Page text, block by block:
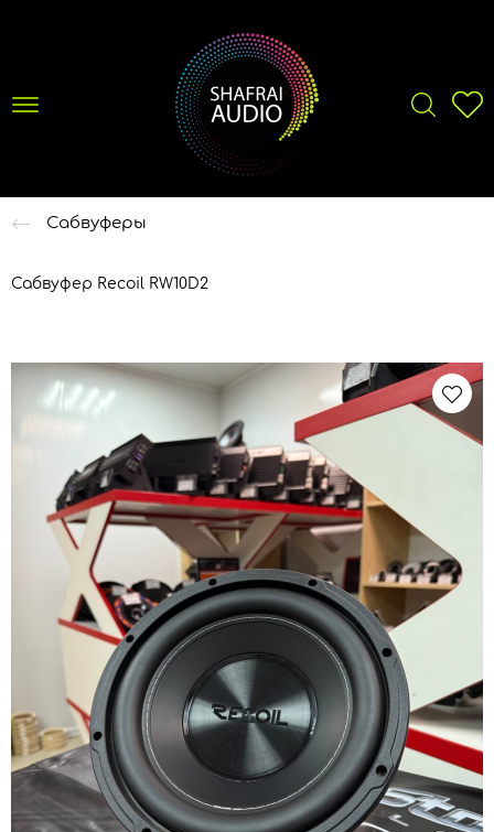
Сабвуферы
Сабвуфер Recoil RW10D2